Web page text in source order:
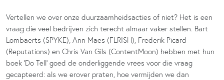
Vertellen we over onze duurzaamheidsacties of niet? Het is een
vraag die veel bedrijven zich terecht almaar vaker stellen. Bart
Lombaerts (SPYKE), Ann Maes (FLRISH), Frederik Picard
(Reputations) en Chris Van Gils (ContentMoon) hebben met hun
boek ‘Do Tell’ goed de onderliggende vrees voor die vraag
gecapteerd: als we erover praten, hoe vermijden we dan